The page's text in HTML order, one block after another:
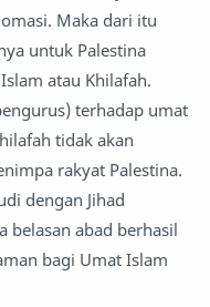
Maka dari itu
untuk Palestina
atau Khilafah.
terhadap umat
tidak akan
rakyat Palestina.
dengan Jihad
belasan abad berhasil
bagi Umat Islam